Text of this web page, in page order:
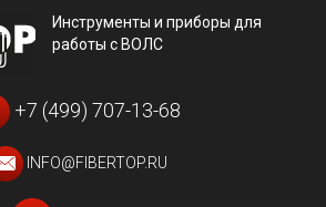
Инструменты и приборы для
работы с ВОЛС
+7 (499) 707-13-68
INFO@FIBERTOP.RU